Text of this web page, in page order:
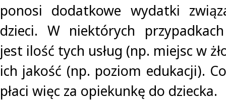
ponosi dodatkowe wydatki
dzieci. W niektórych
jest ilość tych usług (np. miejsc w
ich jakość (np. poziom edukacji).
płaci więc za opiekunkę do dziecka.